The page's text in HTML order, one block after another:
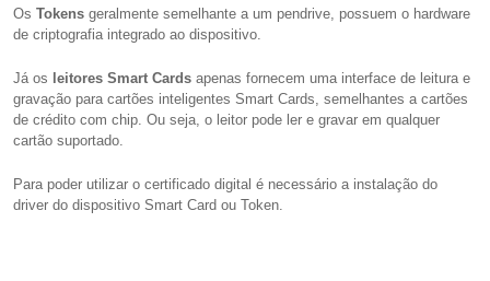
OsTokens geralmente semelhante a um pendrive, possuem o hardware
de criptografia integrado ao dispositivo.
Já os leitores Smart Cards apenas fornecem uma interface de leitura e
gravação para cartões inteligentes Smart Cards, semelhantes a cartões
de crédito com chip. Ou seja, o leitor pode ler e gravar em qualquer
cartão suportado.
Para poder utilizar o certificado digital é necessário a instalação do
driver do dispositivo Smart Card ou Token.